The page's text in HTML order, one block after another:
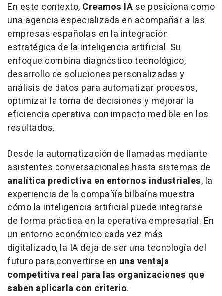
En este contexto, Creamos IA se posiciona como
una agencia especializada en acompañar a las
empresas españolas en la integración
estratégica de la inteligencia artificial. Su
enfoque combina diagnóstico tecnológico,
desarrollo de soluciones personalizadas y
análisis de datos para automatizar procesos,
optimizar la toma de decisiones y mejorar la
eficiencia operativa con impacto medible en los
resultados.
Desde la automatización de llamadas mediante
asistentes conversacionales hasta sistemas de
analítica predictiva en entornos industriales, la
experiencia de la compañía bilbaína muestra
cómo la inteligencia artificial puede integrarse
de forma práctica en la operativa empresarial. En
un entorno económico cada vez más
digitalizado, la IA deja de ser una tecnología del
futuro para convertirse en una ventaja
competitiva real para las organizaciones que
saben aplicarla con criterio.